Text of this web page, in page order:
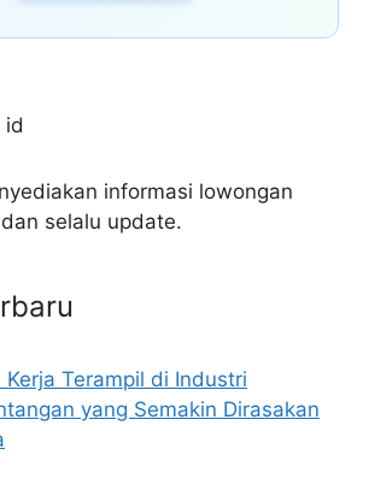
informasi lowongan
selalu update.
Kerja Terampil di Industri
yang Semakin Dirasakan